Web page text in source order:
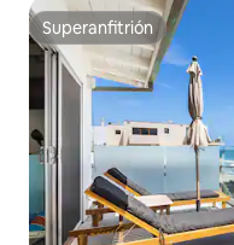
Superanfitrión
Superanfitrión